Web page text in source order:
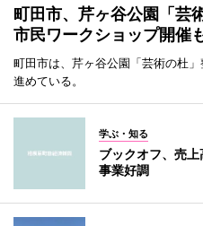
町田市、芹ヶ谷公園「芸
市民ワークショップ開催
町田市は、芹ヶ谷公園「芸術の杜
進めている。
学ぶ・知る
ブックオフ、売
事業好調